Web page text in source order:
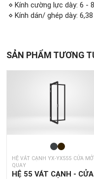
⋄ Kính cường lực dày: 6 -
⋄ Kính dán/ ghép dày:
SẢN PHẨM TƯƠNG
HỆ VÁT CẠNH YX-YX555 CỬA MỞ
QUAY
HỆ 55 VÁT CẠNH -